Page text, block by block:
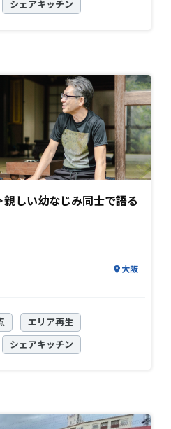
シェアキッチン
親しい幼なじみ同士で語る
大阪
エリア再生
シェアキッチン